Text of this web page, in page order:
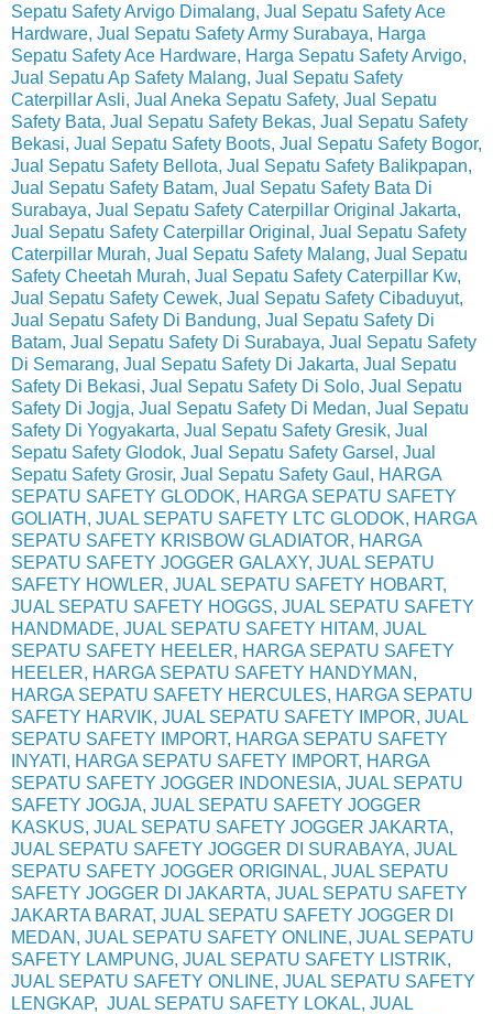
Sepatu Safety Arvigo Dimalang, Jual Sepatu Safety Ace
Hardware, Jual Sepatu Safety Army Surabaya, Harga
Sepatu Safety Ace Hardware, Harga Sepatu Safety Arvigo,
Jual Sepatu Ap Safety Malang, Jual Sepatu Safety
Caterpillar Asli, Jual Aneka Sepatu Safety, Jual Sepatu
Safety Bata, Jual Sepatu Safety Bekas, Jual Sepatu Safety
Bekasi, Jual Sepatu Safety Boots, Jual Sepatu Safety Bogor,
Jual Sepatu Safety Bellota, Jual Sepatu Safety Balikpapan,
Jual Sepatu Safety Batam, Jual Sepatu Safety Bata Di
Surabaya, Jual Sepatu Safety Caterpillar Original Jakarta,
Jual Sepatu Safety Caterpillar Original, Jual Sepatu Safety
Caterpillar Murah, Jual Sepatu Safety Malang, Jual Sepatu
Safety Cheetah Murah, Jual Sepatu Safety Caterpillar Kw,
Jual Sepatu Safety Cewek, Jual Sepatu Safety Cibaduyut,
Jual Sepatu Safety Di Bandung, Jual Sepatu Safety Di
Batam, Jual Sepatu Safety Di Surabaya, Jual Sepatu Safety
Di Semarang, Jual Sepatu Safety Di Jakarta, Jual Sepatu
Safety Di Bekasi, Jual Sepatu Safety Di Solo, Jual Sepatu
Safety Di Jogja, Jual Sepatu Safety Di Medan, Jual Sepatu
Safety Di Yogyakarta, Jual Sepatu Safety Gresik, Jual
Sepatu Safety Glodok, Jual Sepatu Safety Garsel, Jual
Sepatu Safety Grosir, Jual Sepatu Safety Gaul, HARGA
SEPATU SAFETY GLODOK, HARGA SEPATU SAFETY
GOLIATH, JUAL SEPATU SAFETY LTC GLODOK, HARGA
SEPATU SAFETY KRISBOW GLADIATOR, HARGA
SEPATU SAFETY JOGGER GALAXY, JUAL SEPATU
SAFETY HOWLER, JUAL SEPATU SAFETY HOBART,
JUAL SEPATU SAFETY HOGGS, JUAL SEPATU SAFETY
HANDMADE, JUAL SEPATU SAFETY HITAM, JUAL
SEPATU SAFETY HEELER, HARGA SEPATU SAFETY
HEELER, HARGA SEPATU SAFETY HANDYMAN,
HARGA SEPATU SAFETY HERCULES, HARGA SEPATU
SAFETY HARVIK, JUAL SEPATU SAFETY IMPOR, JUAL
SEPATU SAFETY IMPORT, HARGA SEPATU SAFETY
INYATI, HARGA SEPATU SAFETY IMPORT, HARGA
SEPATU SAFETY JOGGER INDONESIA, JUAL SEPATU
SAFETY JOGJA, JUAL SEPATU SAFETY JOGGER
KASKUS, JUAL SEPATU SAFETY JOGGER JAKARTA,
JUAL SEPATU SAFETY JOGGER DI SURABAYA, JUAL
SEPATU SAFETY JOGGER ORIGINAL, JUAL SEPATU
SAFETY JOGGER DI JAKARTA, JUAL SEPATU SAFETY
JAKARTA BARAT, JUAL SEPATU SAFETY JOGGER DI
MEDAN, JUAL SEPATU SAFETY ONLINE, JUAL SEPATU
SAFETY LAMPUNG, JUAL SEPATU SAFETY LISTRIK,
JUAL SEPATU SAFETY ONLINE, JUAL SEPATU SAFETY
LENGKAP, JUAL SEPATU SAFETY LOKAL, JUAL